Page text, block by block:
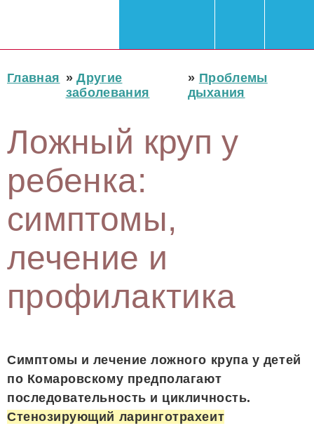
Главная »Другие
заболевания
» Проблемы
дыхания
Ложный круп у
ребенка:
симптомы,
лечение и
профилактика
Симптомы и лечение ложного крупа у детей
по Комаровскому предполагают
последовательность и цикличность.
Стенозирующий ларинготрахеит